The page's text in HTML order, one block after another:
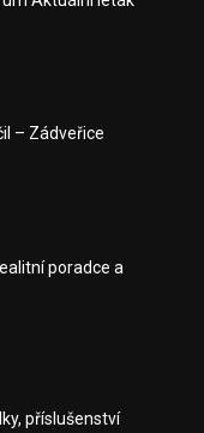
– Zádveřice
poradce a
příslušenství